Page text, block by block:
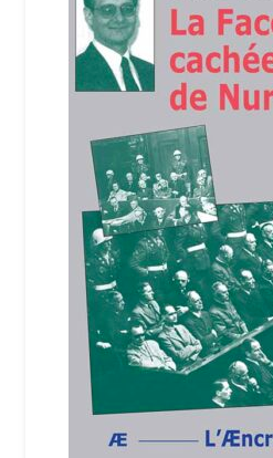
Livres de Philippe Randa
Login Customizer
Nous Contacter
Politique de confidentialité et
Qui sommes-nous ?
Soutien à Philippe Randa
Suivi de la Commande